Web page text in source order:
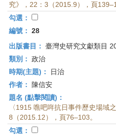
究》，22：3（2015.9），頁
勾選：
編號： 28
出版書目： 臺灣史研究文獻類目
類別： 政治
時期(主題)：
日治
作者：
陳信安
題名 (點擊閱讀)：
〈1915 噍吧哖抗日事件歷史場域
8（2015.12），頁76–103。
勾選：